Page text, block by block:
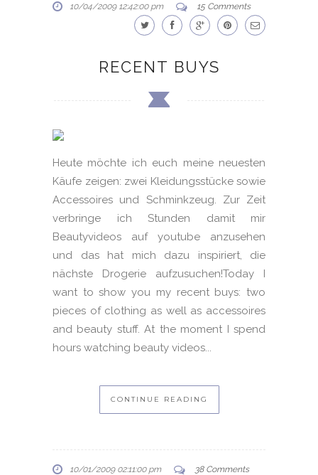
10/04/2009 12:42:00 pm 15 Comments
RECENT BUYS
Heute möchte ich euch meine neuesten
Käufe zeigen: zwei Kleidungsstücke sowie
Accessoires und Schminkzeug. Zur Zeit
verbringe ich Stunden damit mir
Beautyvideos auf youtube anzusehen
und das hat mich dazu inspiriert, die
nächste Drogerie aufzusuchen!Today I
want to show you my recent buys: two
pieces of clothing as well as accessoires
and beauty stuff. At the moment I spend
hours watching beauty videos...
CONTINUE READING
10/01/2009 02:11:00 pm 38 Comments